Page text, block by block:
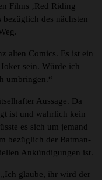
Films ‚Red Riding
des nächsten
alten Comics. Es ist ein
sein. Würde ich
umbringen.“
Aussage. Da
ist und wahrlich kein
es sich um jemand
bezüglich der Batman-
Ankündigungen ist.
glaube, ihr wird der